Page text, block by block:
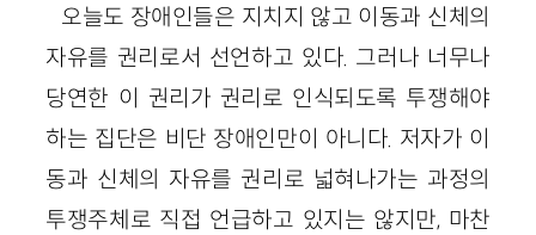
오늘도 장애인들은 지치지 않고 이동과 신체의
자유를 권리로서 선언하고 있다. 그러나 너무나
당연한 이 권리가 권리로 인식되도록 투쟁해야
하는 집단은 비단 장애인만이 아니다. 저자가 이
동과 신체의 자유를 권리로 넓혀나가는 과정의
투쟁주체로 직접 언급하고 있지는 않지만, 마찬